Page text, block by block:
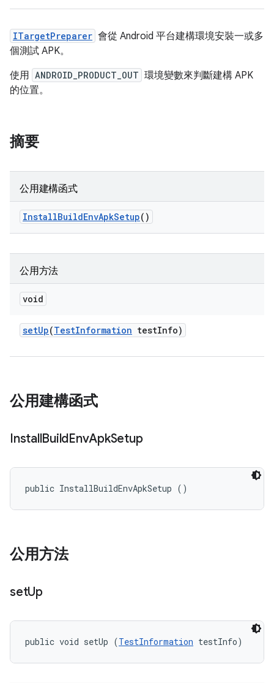
ITargetPreparer 會從 Android 平台建構環境安裝一或多
個測試 APK。
使用 ANDROID_PRODUCT_OUT 環境變數來判斷建構 APK
的位置。
摘要
公用建構函式
InstallBuildEnvApkSetup()
公用方法
void
setUp(TestInformation testInfo)
公用建構函式
InstallBuildEnvApkSetup
public InstallBuildEnvApkSetup ()
公用方法
setUp
public void setUp (TestInformation testInfo)